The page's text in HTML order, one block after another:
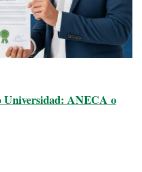
Universidad: ANECA o